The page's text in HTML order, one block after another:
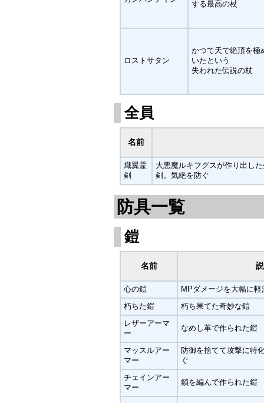
する最高の杖
ロストサタン
かつて天で絶頂を極
いたという
失われた伝説の杖
全員
名前
熾翼霊
剣
大悪魔ルキフグスが作り出し
剣。気絶を防ぐ
防具一覧
鎧
名前
心の鎧
MPダメージを大幅に
朽ちた鎧
朽ち果てた奇妙な鎧
レザーアーマ
ー
なめし革で作られた鎧
マッスルアー
マー
防御を捨てて攻撃に特
ぐ
チェインアー
マー
鎖を編んで作られた鎧